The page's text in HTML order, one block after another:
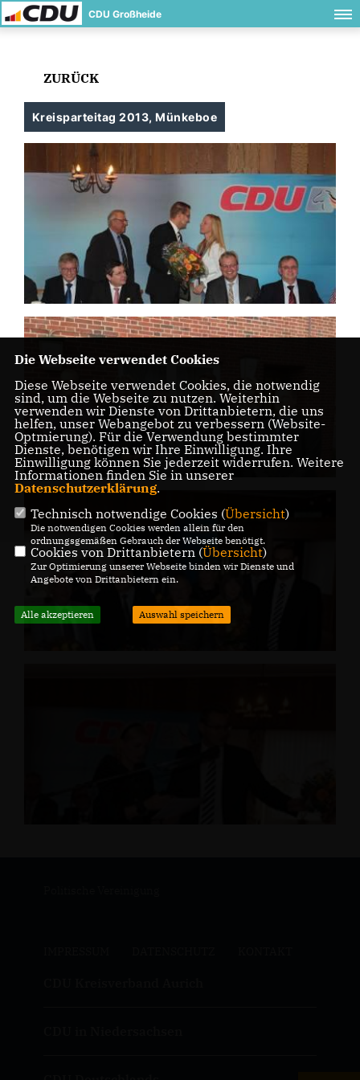
CDU Großheide
ZURÜCK
Kreisparteitag 2013, Münkeboe
Die Webseite verwendet Cookies
Diese Webseite verwendet Cookies, die notwendig
sind, um die Webseite zu nutzen. Weiterhin
verwenden wir Dienste von Drittanbietern, die uns
helfen, unser Webangebot zu verbessern (Website-
Optmierung). Für die Verwendung bestimmter
Dienste, benötigen wir Ihre Einwilligung. Ihre
Einwilligung können Sie jederzeit widerrufen. Weitere
Informationen finden Sie in unserer
Datenschutzerklärung.
Technisch notwendige Cookies (Übersicht)
Die notwendigen Cookies werden allein für den
ordnungsgemäßen Gebrauch der Webseite benötigt.
Cookies von Drittanbietern (Übersicht)
Zur Optimierung unserer Webseite binden wir Dienste und
Angebote von Drittanbietern ein.
Alle akzeptieren Auswahl speichern